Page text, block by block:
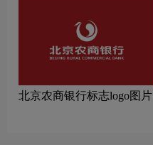
北京农商银行标志logo图片